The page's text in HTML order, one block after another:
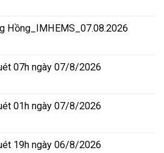
Hồng_IMHEMS_07.08.2026
07h ngày 07/8/2026
01h ngày 07/8/2026
19h ngày 06/8/2026